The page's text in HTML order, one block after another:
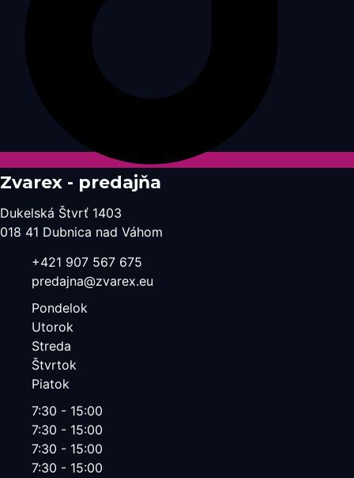
Zvarex - predajňa
Dukelská Štvrť 1403
018 41 Dubnica nad Váhom
+421 907 567 675
predajna@zvarex.eu
Pondelok
Utorok
Streda
Štvrtok
Piatok
7:30 - 15:00
7:30 - 15:00
7:30 - 15:00
7:30 - 15:00